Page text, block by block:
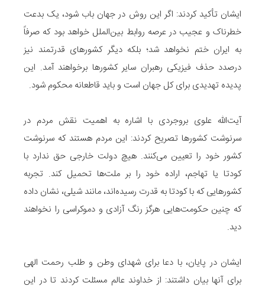
ایشان تأکید کردند: اگر این روش در جهان باب شود، یک بدعت
خطرناک و عجیب در عرصه روابط بین‌الملل خواهد بود که صرفاً
به ایران ختم نخواهد شد؛ بلکه دیگر کشورهای قدرتمند نیز
درصدد حذف فیزیکی رهبران سایر کشورها برخواهند آمد. این
پدیده تهدیدی برای کل جهان است و باید قاطعانه محکوم شود.
آیت‌الله علوی بروجردی با اشاره به اهمیت نقش مردم در
سرنوشت کشورها تصریح کردند: این مردم هستند که سرنوشت
کشور خود را تعیین می‌کنند. هیچ دولت خارجی حق ندارد با
کودتا یا تهاجم، اراده خود را بر ملت‌ها تحمیل کند. تجربه
کشورهایی که با کودتا به قدرت رسیده‌اند، مانند شیلی، نشان داده
که چنین حکومت‌هایی هرگز رنگ آزادی و دموکراسی را نخواهند
دید.
ایشان در پایان، با دعا برای شهدای وطن و طلب رحمت الهی
برای آنها بیان داشتند: از خداوند عالم مسئلت کردند تا در این